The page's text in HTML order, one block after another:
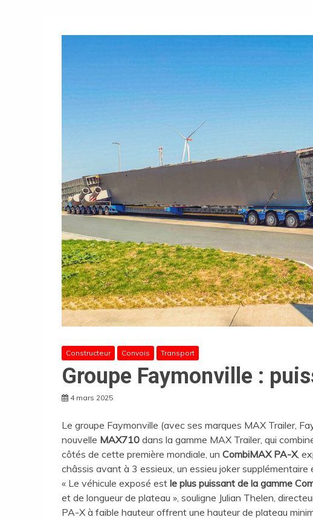
Constructeur Convois Transport
Groupe Faymonville :
4 mars 2025
Le groupe Faymonville (avec ses marques MAX Trailer,
nouvelle MAX710 dans la gamme MAX Trailer, qui
côtés de cette première mondiale, un CombiMAX PA-X,
châssis avant à 3 essieux, un essieu joker
« Le véhicule exposé est le plus puissant de la gamme
et de longueur de plateau », souligne Julian Thelen,
PA-X à faible hauteur offrent une hauteur de plateau